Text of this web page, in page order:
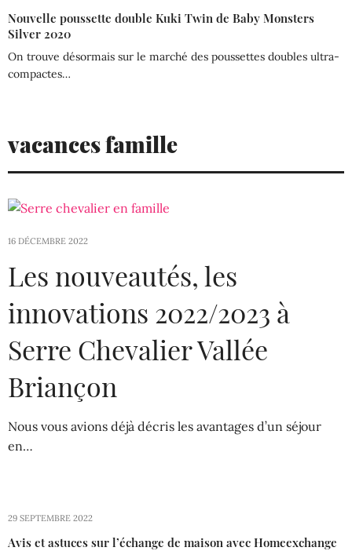
Nouvelle poussette double Kuki Twin de Baby Monsters
Silver 2020
On trouve désormais sur le marché des poussettes doubles ultra-
compactes…
vacances famille
16 DÉCEMBRE 2022
Les nouveautés, les
innovations 2022/2023 à
Serre Chevalier Vallée
Briançon
Nous vous avions déjà décris les avantages d’un séjour
en…
29 SEPTEMBRE 2022
Avis et astuces sur l’échange de maison avec Homeexchange